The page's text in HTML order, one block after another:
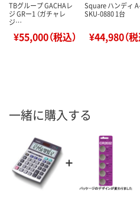
TBグループ GACHAレ
ジ GRー1 （ガチャレ
ジ…
¥55,000（税込）
Square ハンディ
SKU-0880 1台
¥44,980（税
一緒に購入する